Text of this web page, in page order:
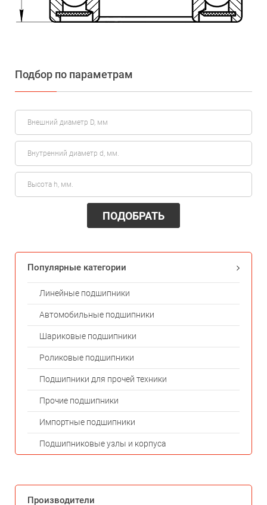
Подбор по параметрам
ПОДОБРАТЬ
Популярные категории
Линейные подшипники
Автомобильные подшипники
Шариковые подшипники
Роликовые подшипники
Подшипники для прочей техники
Прочие подшипники
Импортные подшипники
Подшипниковые узлы и корпуса
Производители